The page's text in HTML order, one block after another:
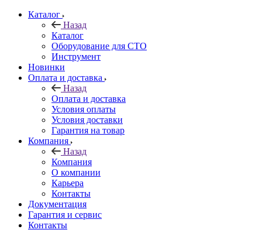
Каталог
Назад
Каталог
Оборудование для СТО
Инструмент
Новинки
Оплата и доставка
Назад
Оплата и доставка
Условия оплаты
Условия доставки
Гарантия на товар
Компания
Назад
Компания
О компании
Карьера
Контакты
Документация
Гарантия и сервис
Контакты